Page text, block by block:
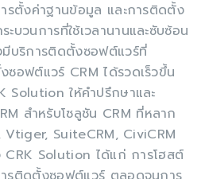
รตั้งค่าฐานข้อมูล และการติดตั้ง
บวนการที่ใช้เวลานานและซับซ้อน
บริการติดตั้งซอฟต์แวร์ที่
ซอฟต์แวร์ CRM ได้รวดเร็วขึ้น
Solution ให้คำปรึกษาและ
สำหรับโซลูชัน CRM ที่หลาก
SuiteCRM, CiviCRM
CRK Solution ได้แก่ การโฮสต์